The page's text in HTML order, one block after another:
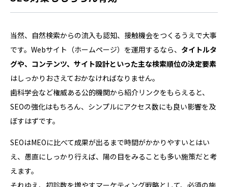
ます。ぜひ、自院の集患に役立…
当然、自然検索からの流入も認知、接触機会をつくるうえで大事
です。Webサイト（ホームページ）を運用するなら、 タイトルタ
グや、コンテンツ、サイト設計といった主な検索順位の決定要素
はしっかりおさえておかなければなりません。
歯科学会など権威ある公的機関から紹介リンクをもらえると、
SEOの強化はもちろん、シンプルにアクセス数にも良い影響を及
ぼすはずです。
SEOはMEOに比べて成果が出るまで時間がかかりやすいとはい
え、愚直にしっかり行えば、陽の目をみることも多い施策だと考
えます。
それゆえ、初診数を増やすマーケティング戦略として、必須の施